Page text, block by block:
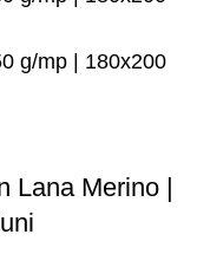
Lana Merino |